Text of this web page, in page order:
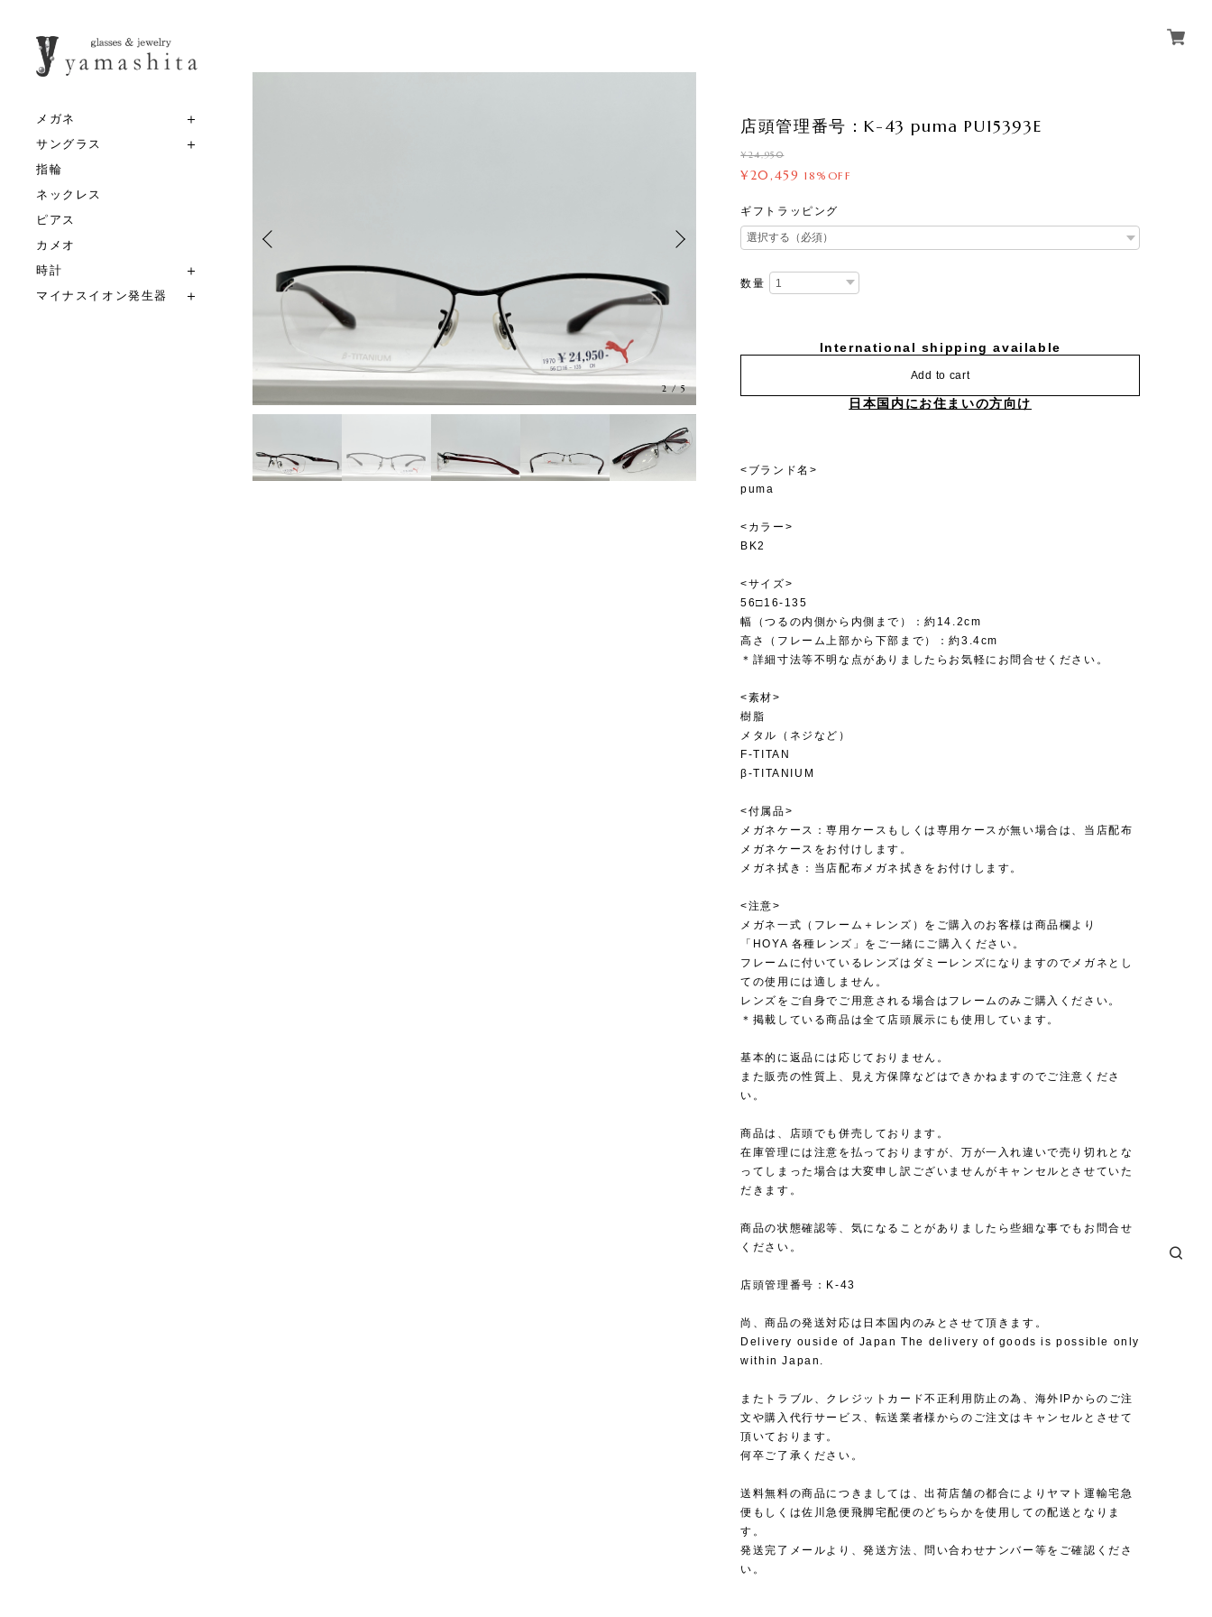
メガネ
サングラス
指輪
ネックレス
ピアス
カメオ
時計
マイナスイオン発生器
3/5
店頭管理番号：K-43 puma PU15393E
¥24,950
¥20,459 18%OFF
ギフトラッピング
数量
International shipping available
Add to cart
日本国内にお住まいの方向け
<ブランド名>
puma
<カラー>
BK2
<サイズ>
56□16-135
幅（つるの内側から内側まで）：約14.2cm
高さ（フレーム上部から下部まで）：約3.4cm
＊詳細寸法等不明な点がありましたらお気軽にお問合せください。
<素材>
樹脂
メタル（ネジなど）
F-TITAN
β-TITANIUM
<付属品>
メガネケース：専用ケースもしくは専用ケースが無い場合は、当店配布
メガネケースをお付けします。
メガネ拭き：当店配布メガネ拭きをお付けします。
<注意>
メガネ一式（フレーム＋レンズ）をご購入のお客様は商品欄より
「HOYA 各種レンズ」をご一緒にご購入ください。
フレームに付いているレンズはダミーレンズになりますのでメガネとし
ての使用には適しません。
レンズをご自身でご用意される場合はフレームのみご購入ください。
＊掲載している商品は全て店頭展示にも使用しています。
基本的に返品には応じておりません。
また販売の性質上、見え方保障などはできかねますのでご注意くださ
い。
商品は、店頭でも併売しております。
在庫管理には注意を払っておりますが、万が一入れ違いで売り切れとな
ってしまった場合は大変申し訳ございませんがキャンセルとさせていた
だきます。
商品の状態確認等、気になることがありましたら些細な事でもお問合せ
ください。
店頭管理番号：K-43
尚、商品の発送対応は日本国内のみとさせて頂きます。
Delivery ouside of Japan The delivery of goods is possible only
within Japan.
またトラブル、クレジットカード不正利用防止の為、海外IPからのご注
文や購入代行サービス、転送業者様からのご注文はキャンセルとさせて
頂いております。
何卒ご了承ください。
送料無料の商品につきましては、出荷店舗の都合によりヤマト運輸宅急
便もしくは佐川急便飛脚宅配便のどちらかを使用しての配送となりま
す。
発送完了メールより、発送方法、問い合わせナンバー等をご確認くださ
い。